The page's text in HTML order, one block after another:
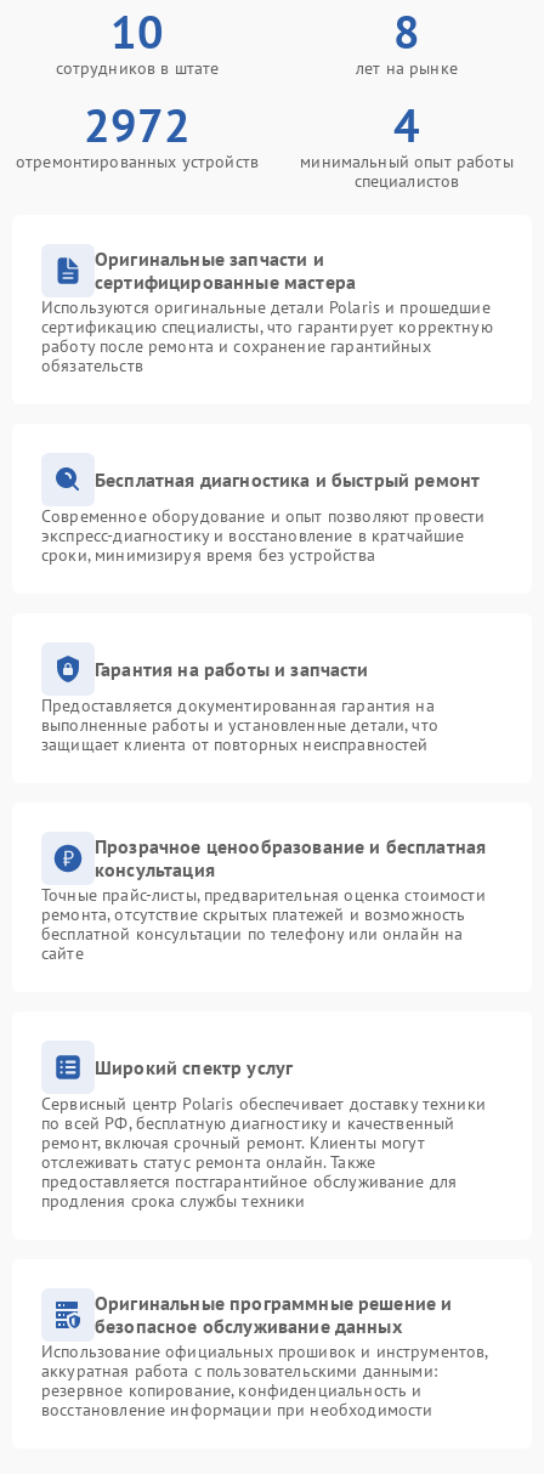
10
сотрудников в штате
8
лет на рынке
2972
отремонтированных устройств
4
минимальный опыт работы
специалистов
Оригинальные запчасти и
сертифицированные мастера
Используются оригинальные детали Polaris и прошедшие
сертификацию специалисты, что гарантирует корректную
работу после ремонта и сохранение гарантийных
обязательств
Бесплатная диагностика и быстрый ремонт
Современное оборудование и опыт позволяют провести
экспресс-диагностику и восстановление в кратчайшие
сроки, минимизируя время без устройства
Гарантия на работы и запчасти
Предоставляется документированная гарантия на
выполненные работы и установленные детали, что
защищает клиента от повторных неисправностей
Прозрачное ценообразование и бесплатная
консультация
Точные прайс-листы, предварительная оценка стоимости
ремонта, отсутствие скрытых платежей и возможность
бесплатной консультации по телефону или онлайн на
сайте
Широкий спектр услуг
Сервисный центр Polaris обеспечивает доставку техники
по всей РФ, бесплатную диагностику и качественный
ремонт, включая срочный ремонт. Клиенты могут
отслеживать статус ремонта онлайн. Также
предоставляется постгарантийное обслуживание для
продления срока службы техники
Оригинальные программные решение и
безопасное обслуживание данных
Использование официальных прошивок и инструментов,
аккуратная работа с пользовательскими данными:
резервное копирование, конфиденциальность и
восстановление информации при необходимости